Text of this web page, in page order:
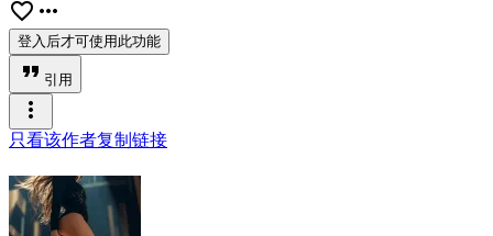
favorite_border more_horiz
登入后才可使用此功能
format_quote 引用
more_vert
只看该作者复制链接